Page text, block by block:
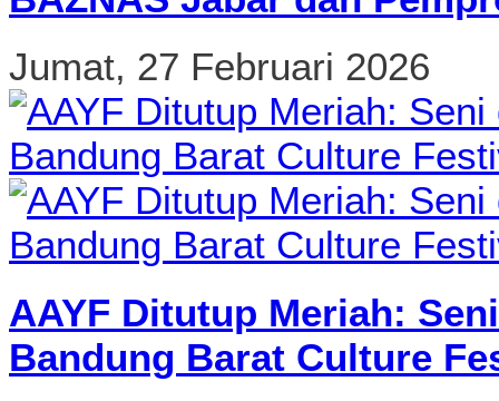
Jumat, 27 Februari 2026
AAYF Ditutup Meriah:
Bandung Barat Culture